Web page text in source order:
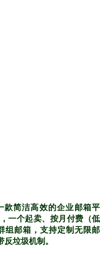
款简洁高效的企业邮箱平
一个起卖、按月付费（低
组邮箱，支持定制无限邮
垃圾机制。